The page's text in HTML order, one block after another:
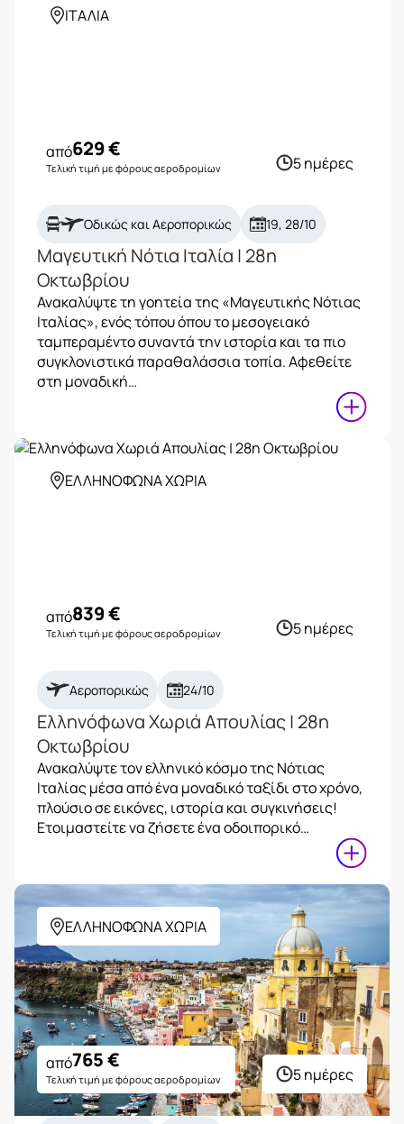
ΙΤΑΛΙΑ
5 ημέρες
από629€
Τελική τιμή με φόρους αεροδρομίων
Οδικώς και Αεροπορικώς 19, 28/10
Μαγευτική Νότια Ιταλία | 28η
Οκτωβρίου
Ανακαλύψτε τη γοητεία της «Μαγευτικής Νότιας
Ιταλίας», ενός τόπου όπου το μεσογειακό
ταμπεραμέντο συναντά την ιστορία και τα πιο
συγκλονιστικά παραθαλάσσια τοπία. Αφεθείτε
στη μοναδική…
ΕΛΛΗΝΟΦΩΝΑ ΧΩΡΙΑ
5 ημέρες
από839€
Τελική τιμή με φόρους αεροδρομίων
Αεροπορικώς 24/10
Ελληνόφωνα Χωριά Απουλίας | 28η
Οκτωβρίου
Ανακαλύψτε τον ελληνικό κόσμο της Νότιας
Ιταλίας μέσα από ένα μοναδικό ταξίδι στο χρόνο,
πλούσιο σε εικόνες, ιστορία και συγκινήσεις!
Ετοιμαστείτε να ζήσετε ένα οδοιπορικό…
ΕΛΛΗΝΟΦΩΝΑ ΧΩΡΙΑ
5 ημέρες
από765€
Τελική τιμή με φόρους αεροδρομίων